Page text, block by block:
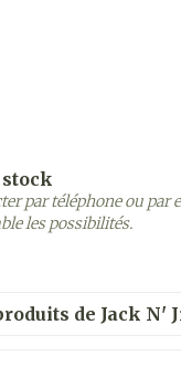
par téléphone ou par
les possibilités.
de Jack N'